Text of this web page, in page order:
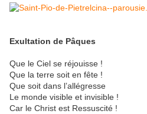
Exultation de Pâques
Que le Ciel se réjouisse !
Que la terre soit en fête !
Que soit dans l’allégresse
Le monde visible et invisible !
Car le Christ est Ressuscité !